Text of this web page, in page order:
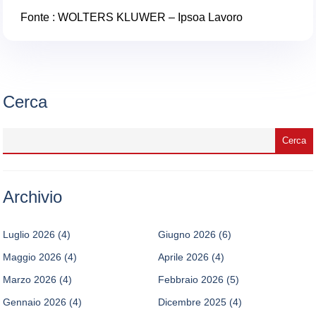
Fonte : WOLTERS KLUWER – Ipsoa Lavoro
Cerca
Archivio
Luglio 2026 (4) Giugno 2026 (6)
Maggio 2026 (4) Aprile 2026 (4)
Marzo 2026 (4) Febbraio 2026 (5)
Gennaio 2026 (4) Dicembre 2025 (4)